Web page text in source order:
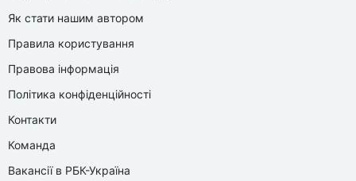
Як стати нашим автором
Правила користування
Правова інформація
Політика конфіденційності
Контакти
Команда
Вакансії в РБК-Україна